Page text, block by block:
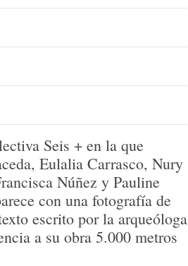
Seis + en la que
Eulalia Carrasco, Nury
Núñez y Pauline
con una fotografía de
escrito por la arqueóloga
a su obra 5.000 metros